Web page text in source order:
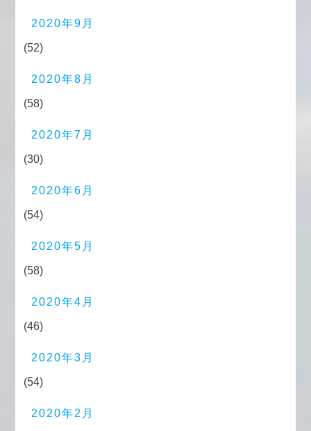
2020年9月
(52)
2020年8月
(58)
2020年7月
(30)
2020年6月
(54)
2020年5月
(58)
2020年4月
(46)
2020年3月
(54)
2020年2月